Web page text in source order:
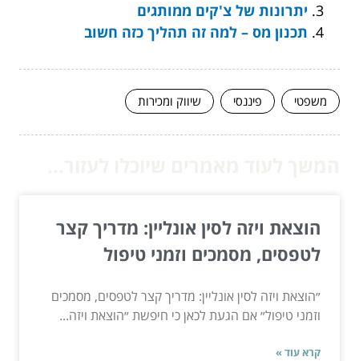
יתרונות של צ'קים ממותגים
תכנון מס – למה זה תהליך כזה חשוב
משפטי פיננסי שיווק ומכירות
הוצאת ויזה לסין אונליין: מדריך קצר
לטפסים, מסמכים וזמני טיפול
״הוצאת ויזה לסין אונליין: מדריך קצר לטפסים, מסמכים
וזמני טיפול״ אם הגעת לכאן כי חיפשת ״הוצאת ויזה...
קרא עוד »